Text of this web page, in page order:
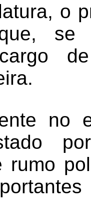
o
se
no
rumo